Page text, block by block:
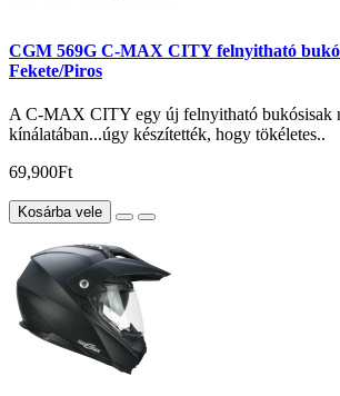
CGM 569G C-MAX CITY felnyitható
Fekete/Piros
A C-MAX CITY egy új felnyitható bukósisak
kínálatában...úgy készítették, hogy tökéletes..
69,900Ft
Kosárba vele